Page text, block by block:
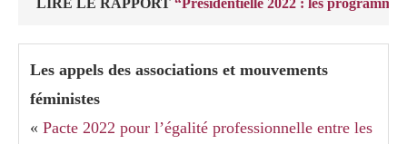
LIRE LE RAPPORT “Présidentielle 2022 : les
Les appels des associations et mouvements
féministes
« Pacte 2022 pour l’égalité professionnelle entre les